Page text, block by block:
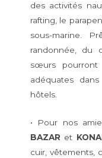
des activités
rafting, le
sous-marine.
randonnée, du
sœurs
adéquates
hôtels.
• Pour nos
BAZAR et
cuir, vêtements,